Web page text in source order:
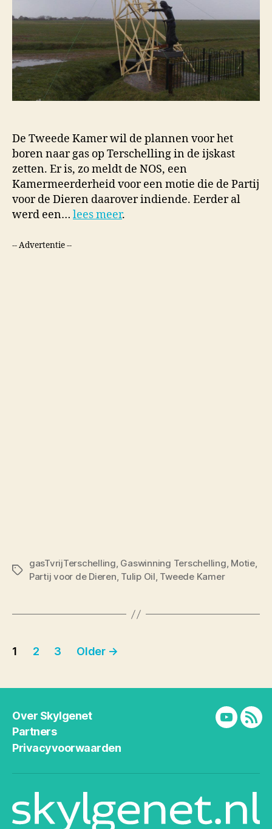
De Tweede Kamer wil de plannen voor het
boren naar gas op Terschelling in de ijskast
zetten. Er is, zo meldt de NOS, een
Kamermeerderheid voor een motie die de Partij
voor de Dieren daarover indiende. Eerder al
werd een… lees meer.
-- Advertentie --
Tags
gasTvrijTerschelling, Gaswinning Terschelling, Motie,
Partij voor de Dieren, Tulip Oil, Tweede Kamer
Berichten
1 2 3 Older →
Over Skylgenet
Partners
Privacyvoorwaarden
YouTube
RSS